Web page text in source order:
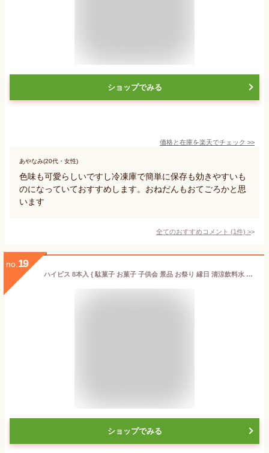
ショップでみる
価格と在庫を楽天でチェック >>
あやなみ(20代・女性)
色味も可愛らしいですし冷凍庫で簡単に保存も効きやすいも
のになっていておすすめします。おねだんもおてごろかと思
います
全てのおすすめコメント (1件) >
no. 19
ハイピス 8本入 { 駄菓子 お菓子 子供会 景品 お祭り 縁日 清涼飲料水 チューチュー ポッキン ポッキンアイス 棒ジュース 棒アイス }{ おやつ アイス }
ショップでみる